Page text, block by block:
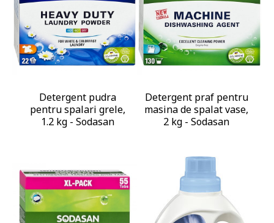
Detergent pudra
pentru spalari grele,
1.2 kg - Sodasan
Detergent praf pentru
masina de spalat vase,
2 kg - Sodasan